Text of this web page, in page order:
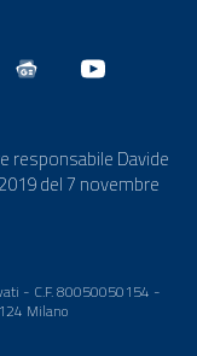
responsabile Davide
del 7 novembre
- C.F. 80050050154 -
Milano